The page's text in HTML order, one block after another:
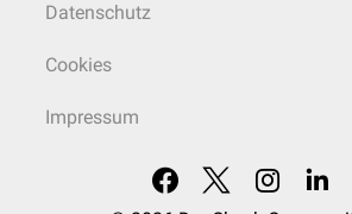
Datenschutz
Cookies
Impressum